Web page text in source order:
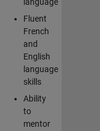
language
Fluent
French
and
English
language
skills
Ability
to
mentor